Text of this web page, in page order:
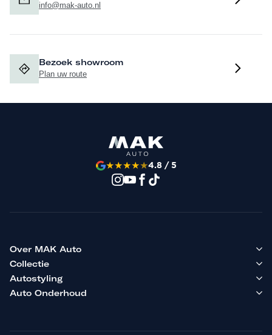
info@mak-auto.nl
Bezoek showroom
Plan uw route
★★★★★4.8 / 5
Over MAK Auto
Collectie
Autostyling
Auto Onderhoud